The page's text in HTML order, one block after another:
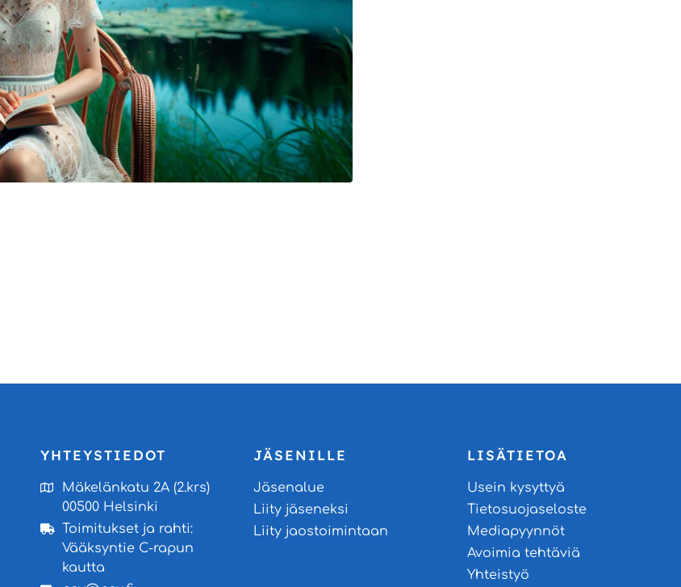
YHTEYSTIEDOT
Mäkelänkatu 2A (2.krs)
00500 Helsinki
Toimitukset ja rahti:
Vääksyntie C-rapun
kautta
JÄSENILLE
Jäsenalue
Liity jäseneksi
Liity jaostoimintaan
LISÄTIETOA
Usein kysyttyä
Tietosuojaseloste
Mediapyynnöt
Avoimia tehtäviä
Yhteistyö